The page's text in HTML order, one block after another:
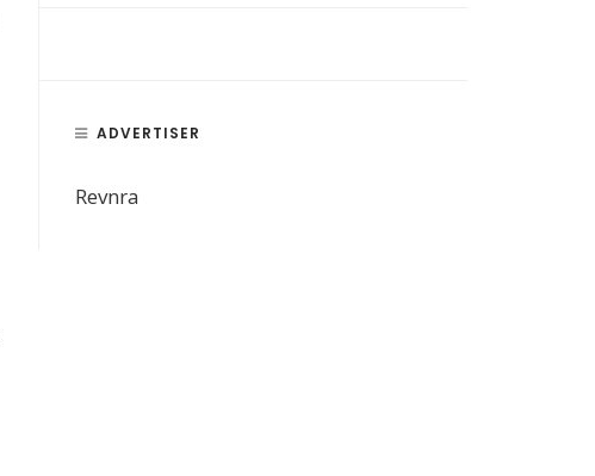
ADVERTISER
Revnra